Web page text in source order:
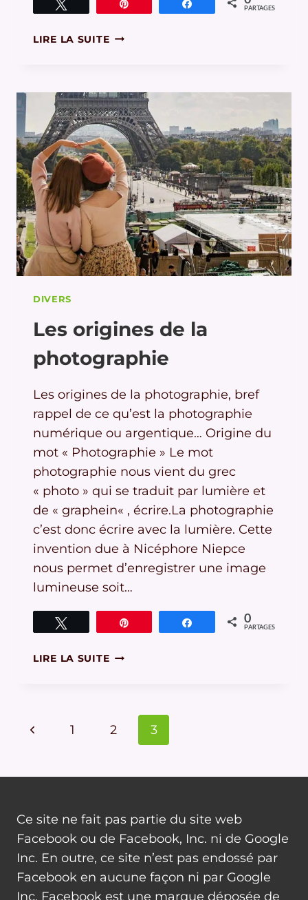
Partagez
PARTAGES
LIRE LA SUITEŒIL
DIVERS
Les origines de la
photographie
Les origines de la photographie, bref
rappel de ce qu’est la photographie
numérique ou argentique… Origine du
mot « Photographie » Le mot
photographie nous vient du grec
« photo » qui se traduit par lumière et
de « graphein« , écrire.La photographie
c’est donc écrire avec la lumière. Cette
invention due à Nicéphore Niepce
nous permet d’enregistrer une image
lumineuse soit…
Partagez 0
PARTAGES
LIRE LA SUITELES
PHOTOGRAPHIE
Navigation
Page
1 2 3
Ce site ne fait pas partie du site web
Facebook ou de Facebook, Inc. ni de Google
Inc. En outre, ce site n’est pas endossé par
Facebook en aucune façon ni par Google
Inc. Facebook est une marque déposée de